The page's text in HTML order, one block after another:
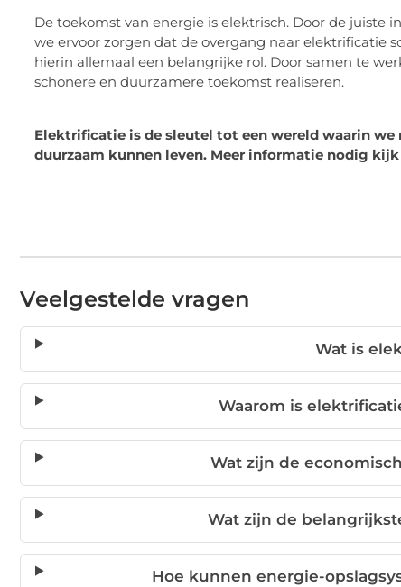
De toekomst van energie is elektrisch. Door de
we ervoor zorgen dat de overgang naar elektrificatie
hierin allemaal een belangrijke rol. Door samen te
schonere en duurzamere toekomst realiseren.
Elektrificatie is de sleutel tot een wereld waarin
duurzaam kunnen leven. Meer informatie nodig
Veelgestelde vragen
Wat is
Waarom is
Wat zijn de
Wat zijn de
Hoe kunnen energie-